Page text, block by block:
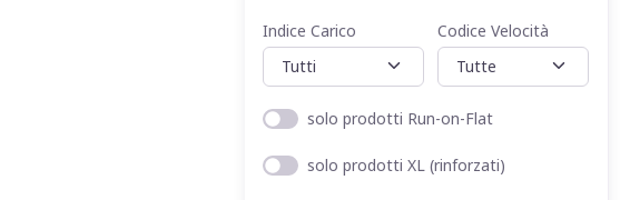
Indice Carico Codice Velocità
solo prodotti Run-on-Flat
solo prodotti XL (rinforzati)